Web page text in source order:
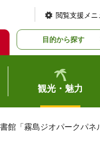
閲覧支援メニ
目的から探す
観光・魅力
館「霧島ジオパークパネ